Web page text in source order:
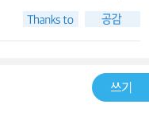
유아 때부터 기적의 한글
의 계산법, 기적의 파닉스
봐요~​학년 별 2권 맞춤구
쓰기